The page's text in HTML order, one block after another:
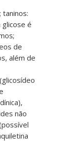
é
de
além de
não